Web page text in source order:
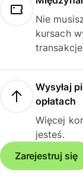
Nie
kursach
Wysyłaj
opłatach
Więcej
jesteś.
Zarejestruj się